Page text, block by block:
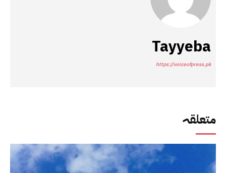
متعلقہ
Tayyeba
https://voiceofpress.pk